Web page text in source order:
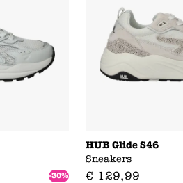
-30%
HUB Glide S46
Sneakers
€ 129,99